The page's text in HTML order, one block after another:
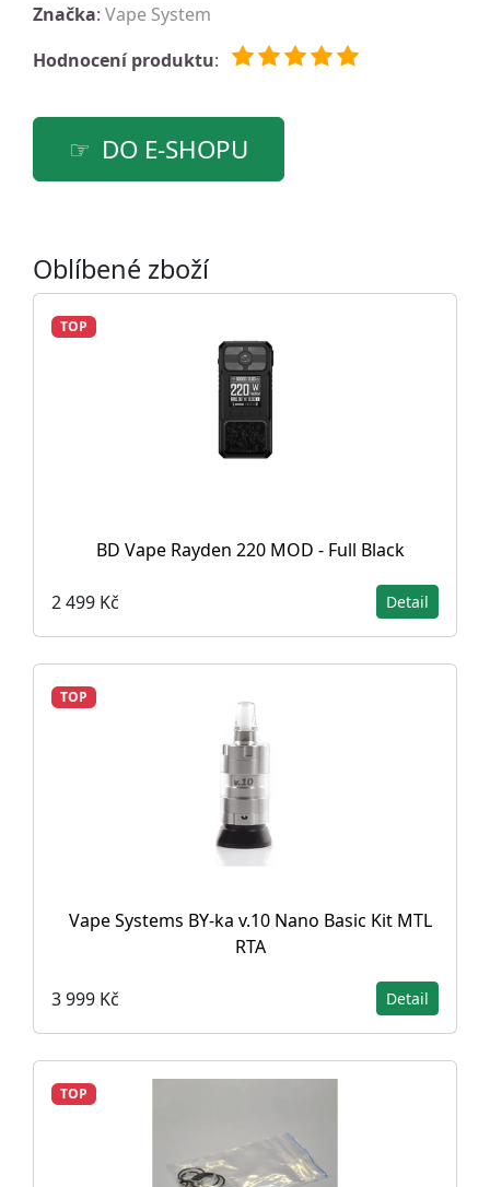
Značka: Vape System
Hodnocení produktu:
DO E-SHOPU
Oblíbené zboží
TOP
BD Vape Rayden 220 MOD - Full Black
2 499 Kč Detail
TOP
Vape Systems BY-ka v.10 Nano Basic Kit MTL
RTA
3 999 Kč Detail
TOP